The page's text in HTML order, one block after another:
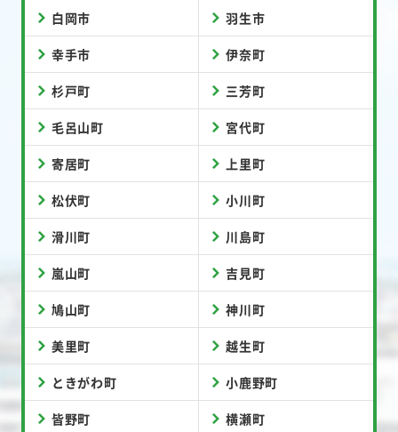
白岡市 羽生市
幸手市 伊奈町
杉戸町 三芳町
毛呂山町 宮代町
寄居町 上里町
松伏町 小川町
滑川町 川島町
嵐山町 吉見町
鳩山町 神川町
美里町 越生町
ときがわ町 小鹿野町
皆野町 横瀬町